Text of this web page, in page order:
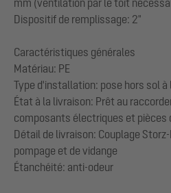
mm (ventilation par le toit
Dispositif de remplissage: 2"
Caractéristiques générales
Matériau: PE
Type d'installation: pose hors sol à
État à la livraison: Prêt au
composants électriques et pièces
Détail de livraison: Couplage
pompage et de vidange
Étanchéité: anti-odeur